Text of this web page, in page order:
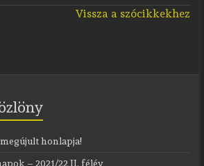
Vissza a szócikkekhez
honlapja!
– 2021/22 II. félév